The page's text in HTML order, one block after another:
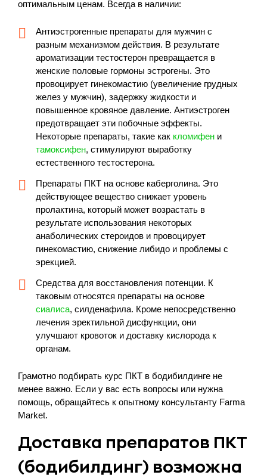
оптимальным ценам. Всегда в наличии:
Антиэстрогенные препараты для мужчин с
разным механизмом действия. В результате
ароматизации тестостерон превращается в
женские половые гормоны эстрогены. Это
провоцирует гинекомастию (увеличение грудных
желез у мужчин), задержку жидкости и
повышенное кровяное давление. Антиэстроген
предотвращает эти побочные эффекты.
Некоторые препараты, такие как кломифен и
тамоксифен, стимулируют выработку
естественного тестостерона.
Препараты ПКТ на основе каберголина. Это
действующее вещество снижает уровень
пролактина, который может возрастать в
результате использования некоторых
анаболических стероидов и провоцирует
гинекомастию, снижение либидо и проблемы с
эрекцией.
Средства для восстановления потенции. К
таковым относятся препараты на основе
сиалиса, силденафила. Кроме непосредственно
лечения эректильной дисфункции, они
улучшают кровоток и доставку кислорода к
органам.
Грамотно подбирать курс ПКТ в бодибилдинге не
менее важно. Если у вас есть вопросы или нужна
помощь, обращайтесь к опытному консультанту Farma
Market.
Доставка препаратов ПКТ
(бодибилдинг) возможна